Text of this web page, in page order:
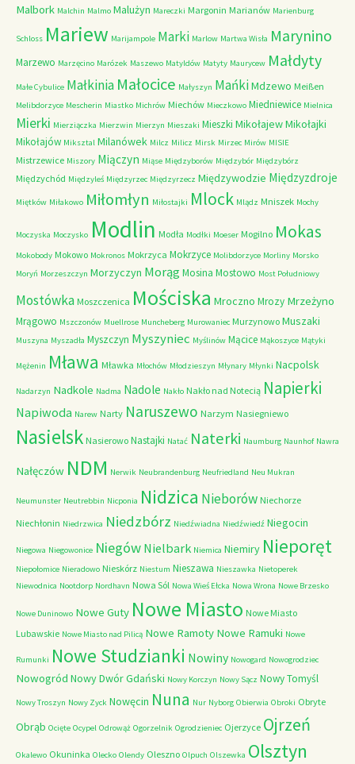
Malbork Malchin Malmo Malużyn Mareczki Margonin Marianów Marienburg
Schloss Mariew Marijampole Marki Marlow Martwa Wisła Marynino
Marzewo Marzęcino Marózek Maszewo Matyldów Matyty Maurycew Małdyty
Małe Cybulice Małkinia Małocice Małyszyn MańkiMdzewo Meißen
Melibdorzyce Mescherin Miastko Michrów Miechów Mieczkowo Miedniewice Mielnica
Mierki Mierziączka Mierzwin Mierzyn Mieszaki Mieszki MikołajewMikołajki
Mikołajów Miksztal Milanówek Milcz Milicz Mirsk Mirzec Mirów MISIE
Mistrzewice Miszory Miączyn Miąse Międzyborów Międzybór Międzybórz
Międzychód Międzyleś Międzyrzec Międzyrzecz Międzywodzie Międzyzdroje
Miętków Miłakowo Miłomłyn Miłostajki Mlock Mlądz Mniszek Mochy
Moczyska Moczysko Modlin Modła Modłki Moeser Mogilno Mokas
Mokobody Mokowo Mokronos Mokrzyca Mokrzyce Molibdorzyce Morliny Morsko
Moryń Morzeszczyn Morzyczyn MorągMosina Mostowo Most Południowy
Mostówka Moszczenica Mościska Mroczno Mrozy Mrzeżyno
Mrągowo Mszczonów Muellrose Muncheberg Murowaniec Murzynowo Muszaki
Muszyna Myszadła Myszczyn Myszyniec Myślinów Mącice Mąkoszyce Mątyki
Mężenin Mława Mławka Młochów Młodzieszyn Młynary Młynki Nacpolsk
Nadarzyn Nadkole Nadma Nadole Nakło Nakło nad Notecią Napierki
Napiwoda Narew Narty Naruszewo Narzym Nasiegniewo
Nasielsk Nasierowo Nastajki Natać Naterki Naumburg Naunhof Nawra
Nałęczów NDM Nerwik Neubrandenburg Neufriedland Neu Mukran
Neumunster Neutrebbin Nicponia Nidzica Nieborów Niechorze
Niechłonin Niedrzwica Niedzbórz Niedźwiadna Niedźwiedź Niegocin
Niegowa Niegowonice Niegów Nielbark Niemica Niemiry Nieporęt
Niepołomice Nieradowo Nieskórz Niestum Nieszawa Nieszawka Nietoperek
Niewodnica Nootdorp Nordhavn Nowa Sól Nowa Wieś Ełcka Nowa Wrona Nowe Brzesko
Nowe Duninowo Nowe Guty Nowe Miasto Nowe Miasto
Lubawskie Nowe Miasto nad Pilicą Nowe Ramoty Nowe Ramuki Nowe
Rumunki Nowe Studzianki Nowiny Nowogard Nowogrodziec
Nowogród Nowy Dwór Gdański Nowy Korczyn Nowy Sącz Nowy Tomyśl
Nowy Troszyn Nowy Zyck Nowęcin Nuna Nur Nyborg Obierwia Obroki Obryte
Obrąb Ocięte Ocypel Odrowąż Ogorzelnik Ogrodzieniec Ojerzyce Ojrzeń
Okalewo Okuninka Olecko Olendy Oleszno Olpuch Olszewka Olsztyn